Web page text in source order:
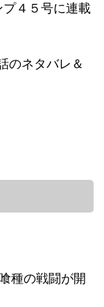
４５号に連載
のネタバレ＆
種の戦闘が開